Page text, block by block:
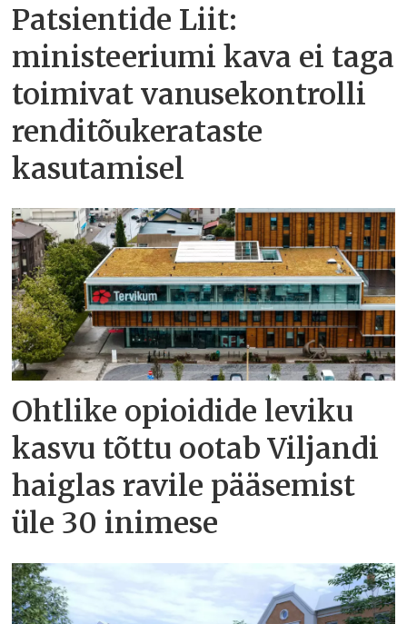
Patsientide Liit:
ministeeriumi kava ei taga
toimivat vanusekontrolli
renditõukerataste
kasutamisel
Ohtlike opioidide leviku
kasvu tõttu ootab Viljandi
haiglas ravile pääsemist
üle 30 inimese